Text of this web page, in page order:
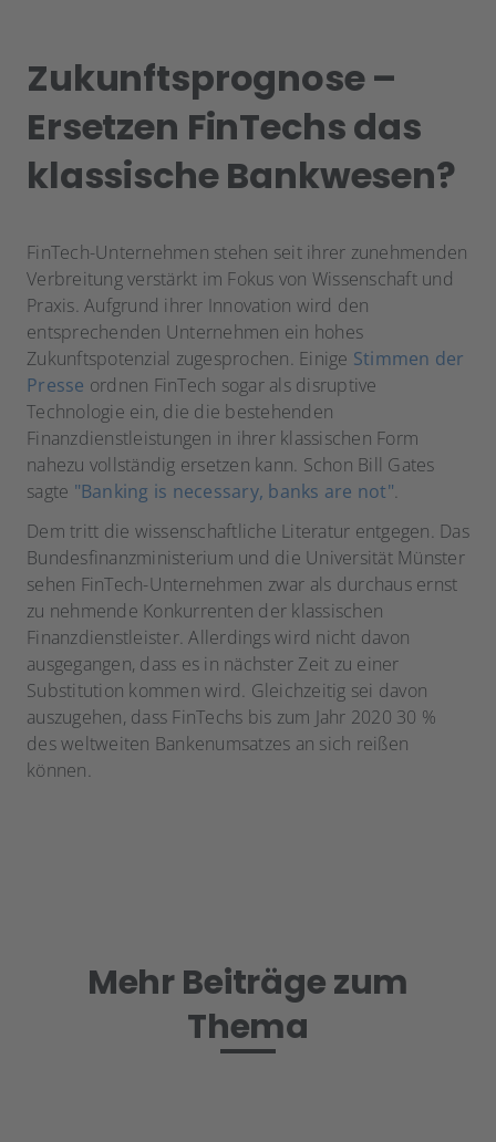
Zukunftsprognose –
Ersetzen FinTechs das
klassische Bankwesen?
FinTech-Unternehmen stehen seit ihrer zunehmenden
Verbreitung verstärkt im Fokus von Wissenschaft und
Praxis. Aufgrund ihrer Innovation wird den
entsprechenden Unternehmen ein hohes
Zukunftspotenzial zugesprochen. Einige Stimmen der
Presse ordnen FinTech sogar als disruptive
Technologie ein, die die bestehenden
Finanzdienstleistungen in ihrer klassischen Form
nahezu vollständig ersetzen kann. Schon Bill Gates
sagte "Banking is necessary, banks are not".
Dem tritt die wissenschaftliche Literatur entgegen. Das
Bundesfinanzministerium und die Universität Münster
sehen FinTech-Unternehmen zwar als durchaus ernst
zu nehmende Konkurrenten der klassischen
Finanzdienstleister. Allerdings wird nicht davon
ausgegangen, dass es in nächster Zeit zu einer
Substitution kommen wird. Gleichzeitig sei davon
auszugehen, dass FinTechs bis zum Jahr 2020 30 %
des weltweiten Bankenumsatzes an sich reißen
können.
Mehr Beiträge zum
Thema